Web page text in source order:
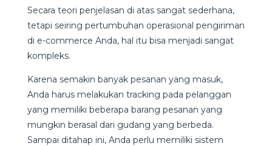
Secara teori penjelasan di atas sangat sederhana,
tetapi seiring pertumbuhan operasional pengiriman
di e-commerce Anda, hal itu bisa menjadi sangat
kompleks.
Karena semakin banyak pesanan yang masuk,
Anda harus melakukan tracking pada pelanggan
yang memiliki beberapa barang pesanan yang
mungkin berasal dari gudang yang berbeda.
Sampai ditahap ini, Anda perlu memiliki sistem